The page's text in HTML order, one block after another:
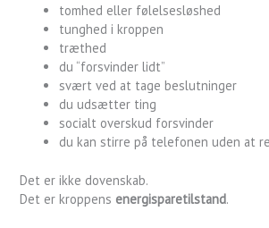
tomhed eller følelsesløshed
tunghed i kroppen
træthed
du “forsvinder lidt”
svært ved at tage beslutninger
du udsætter ting
socialt overskud forsvinder
du kan stirre på telefonen uden at
Det er ikke dovenskab.
Det er kroppens energisparetilstand.